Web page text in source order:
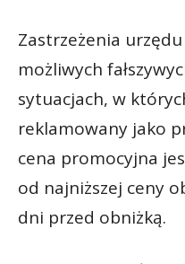
Zastrzeżenia
możliwych
sytuacjach, w
reklamowany jako
cena promocyjna
od najniższej ceny
dni przed obniżką.